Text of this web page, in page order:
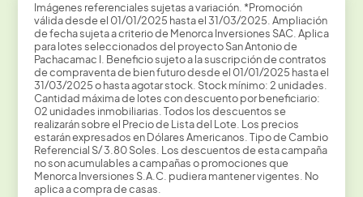
Imágenes referenciales sujetas a variación. *Promoción
válida desde el 01/01/2025 hasta el 31/03/2025. Ampliación
de fecha sujeta a criterio de Menorca Inversiones SAC. Aplica
para lotes seleccionados del proyecto San Antonio de
Pachacamac I. Beneficio sujeto a la suscripción de contratos
de compraventa de bien futuro desde el 01/01/2025 hasta el
31/03/2025 o hasta agotar stock. Stock mínimo: 2 unidades.
Cantidad máxima de lotes con descuento por beneficiario:
02 unidades inmobiliarias. Todos los descuentos se
realizarán sobre el Precio de Lista del Lote. Los precios
estarán expresados en Dólares Americanos. Tipo de Cambio
Referencial S/ 3.80 Soles. Los descuentos de esta campaña
no son acumulables a campañas o promociones que
Menorca Inversiones S.A.C. pudiera mantener vigentes. No
aplica a compra de casas.